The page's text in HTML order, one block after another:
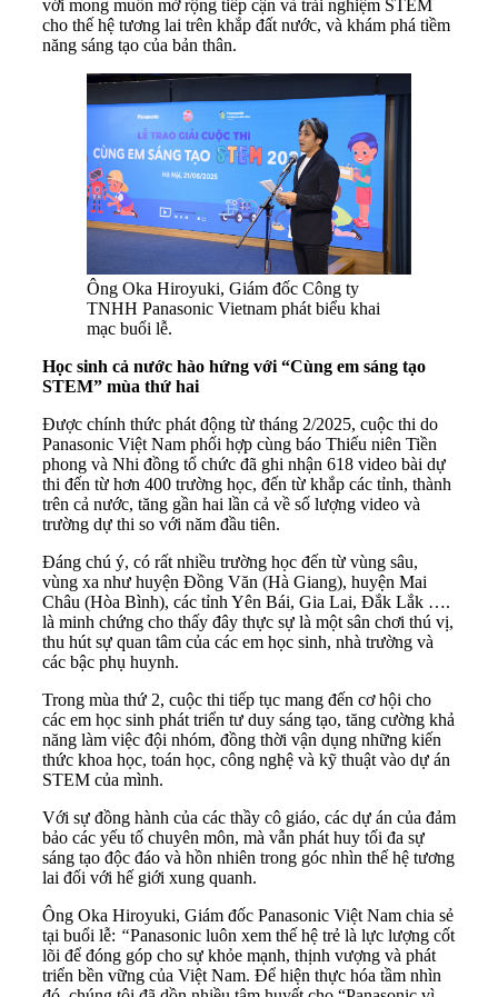
với mong muốn mở rộng tiếp cận và trải nghiệm STEM
cho thế hệ tương lai trên khắp đất nước, và khám phá tiềm
năng sáng tạo của bản thân.
Ông Oka Hiroyuki, Giám đốc Công ty
TNHH Panasonic Vietnam phát biểu khai
mạc buổi lễ.
Học sinh cả nước hào hứng với “Cùng em sáng tạo
STEM” mùa thứ hai
Được chính thức phát động từ tháng 2/2025, cuộc thi do
Panasonic Việt Nam phối hợp cùng báo Thiếu niên Tiền
phong và Nhi đồng tổ chức đã ghi nhận 618 video bài dự
thi đến từ hơn 400 trường học, đến từ khắp các tỉnh, thành
trên cả nước, tăng gần hai lần cả về số lượng video và
trường dự thi so với năm đầu tiên.
Đáng chú ý, có rất nhiều trường học đến từ vùng sâu,
vùng xa như huyện Đồng Văn (Hà Giang), huyện Mai
Châu (Hòa Bình), các tỉnh Yên Bái, Gia Lai, Đắk Lắk ….
là minh chứng cho thấy đây thực sự là một sân chơi thú vị,
thu hút sự quan tâm của các em học sinh, nhà trường và
các bậc phụ huynh.
Trong mùa thứ 2, cuộc thi tiếp tục mang đến cơ hội cho
các em học sinh phát triển tư duy sáng tạo, tăng cường khả
năng làm việc đội nhóm, đồng thời vận dụng những kiến
thức khoa học, toán học, công nghệ và kỹ thuật vào dự án
STEM của mình.
Với sự đồng hành của các thầy cô giáo, các dự án của đảm
bảo các yếu tố chuyên môn, mà vẫn phát huy tối đa sự
sáng tạo độc đáo và hồn nhiên trong góc nhìn thế hệ tương
lai đối với hế giới xung quanh.
Ông Oka Hiroyuki, Giám đốc Panasonic Việt Nam chia sẻ
tại buổi lễ: “Panasonic luôn xem thế hệ trẻ là lực lượng cốt
lõi để đóng góp cho sự khỏe mạnh, thịnh vượng và phát
triển bền vững của Việt Nam. Để hiện thực hóa tầm nhìn